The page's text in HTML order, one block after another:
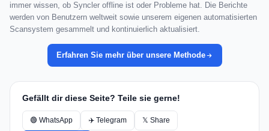
immer wissen, ob Syncler offline ist oder Probleme hat. Die Berichte
werden von Benutzern weltweit sowie unserem eigenen automatisierten
Scansystem gesammelt und kontinuierlich aktualisiert.
Erfahren Sie mehr über unsere Methode
Gefällt dir diese Seite? Teile sie gerne!
🟢 WhatsApp ✈️ Telegram 𝕏 Share